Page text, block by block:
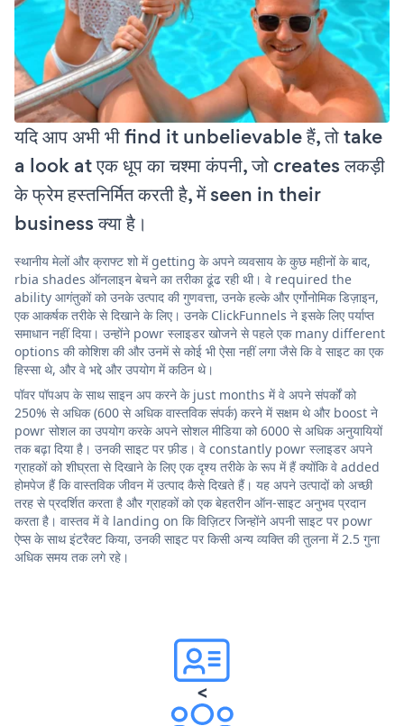
यदि आप अभी भी find it unbelievable हैं, तो take
a look at एक धूप का चश्मा कंपनी, जो creates लकड़ी
के फ्रेम हस्तनिर्मित करती है, में seen in their
business क्या है।
स्थानीय मेलों और क्राफ्ट शो में getting के अपने व्यवसाय के कुछ महीनों के बाद,
rbia shades ऑनलाइन बेचने का तरीका ढूंढ रही थी। वे required the
ability आगंतुकों को उनके उत्पाद की गुणवत्ता, उनके हल्के और एर्गोनोमिक डिज़ाइन,
एक आकर्षक तरीके से दिखाने के लिए। उनके ClickFunnels ने इसके लिए पर्याप्त
समाधान नहीं दिया। उन्होंने powr स्लाइडर खोजने से पहले एक many different
options की कोशिश की और उनमें से कोई भी ऐसा नहीं लगा जैसे कि वे साइट का एक
हिस्सा थे, और वे भद्दे और उपयोग में कठिन थे।
पॉवर पॉपअप के साथ साइन अप करने के just months में वे अपने संपर्कों को
250% से अधिक (600 से अधिक वास्तविक संपर्क) करने में सक्षम थे और boost ने
powr सोशल का उपयोग करके अपने सोशल मीडिया को 6000 से अधिक अनुयायियों
तक बढ़ा दिया है। उनकी साइट पर फ़ीड। वे constantly powr स्लाइडर अपने
ग्राहकों को शीघ्रता से दिखाने के लिए एक दृश्य तरीके के रूप में हैं क्योंकि वे added
होमपेज हैं कि वास्तविक जीवन में उत्पाद कैसे दिखते हैं। यह अपने उत्पादों को अच्छी
तरह से प्रदर्शित करता है और ग्राहकों को एक बेहतरीन ऑन-साइट अनुभव प्रदान
करता है। वास्तव में वे landing on कि विज़िटर जिन्होंने अपनी साइट पर powr
ऐप्स के साथ इंटरैक्ट किया, उनकी साइट पर किसी अन्य व्यक्ति की तुलना में 2.5 गुना
अधिक समय तक लगे रहे।
<